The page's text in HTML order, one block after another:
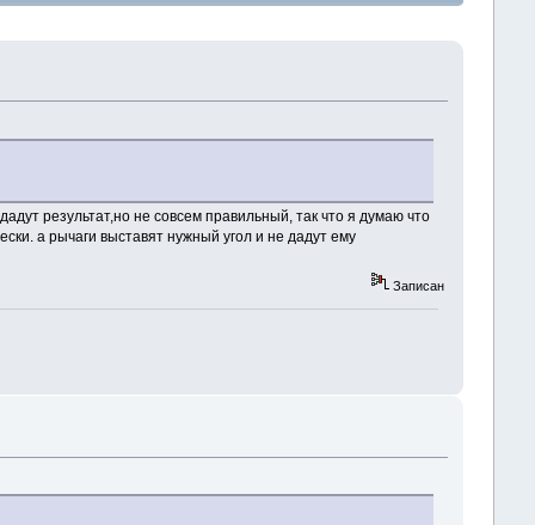
результат,но не совсем правильный, так что я думаю что
а рычаги выставят нужный угол и не дадут ему
Записан